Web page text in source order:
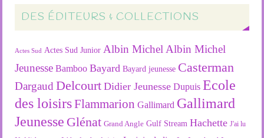
DES ÉDITEURS & COLLECTIONS
Actes Sud Actes Sud Junior Albin Michel Albin Michel
Jeunesse Bamboo Bayard Bayard jeunesse Casterman
Dargaud Delcourt Didier Jeunesse Dupuis Ecole
des loisirsFlammarion Gallimard Gallimard
Jeunesse Glénat Grand Angle Gulf Stream Hachette J'ai lu